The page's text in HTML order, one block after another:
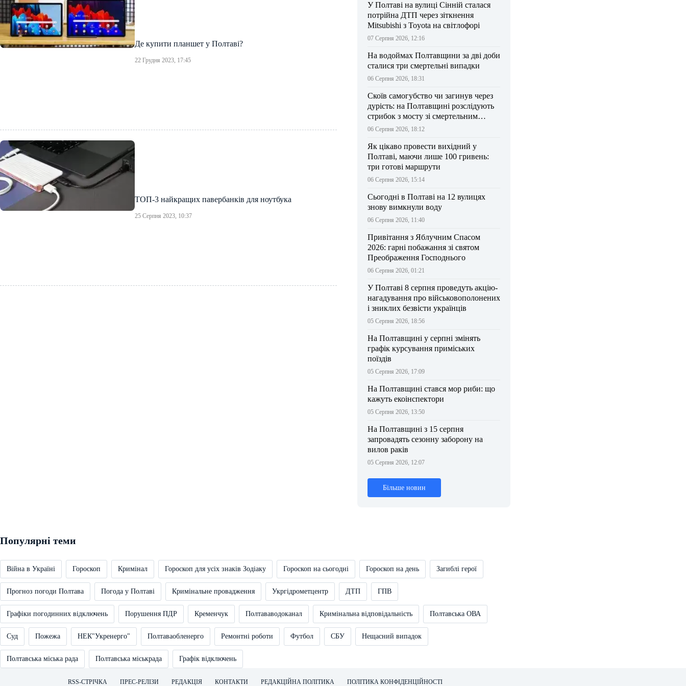
Де купити планшет у Полтаві?
22 Грудня 2023, 17:45
ТОП-3 найкращих павербанків для ноутбука
25 Серпня 2023, 10:37
У Полтаві на вулиці Сінній сталася
потрійна ДТП через зіткнення
Mitsubishi з Toyota на світлофорі
07 Серпня 2026, 12:16
На водоймах Полтавщини за дві доби
сталися три смертельні випадки
06 Серпня 2026, 18:31
Скоїв самогубство чи загинув через
дурість: на Полтавщині розслідують
стрибок з мосту зі смертельним
результатом
06 Серпня 2026, 18:12
Як цікаво провести вихідний у
Полтаві, маючи лише 100 гривень:
три готові маршрути
06 Серпня 2026, 15:14
Сьогодні в Полтаві на 12 вулицях
знову вимкнули воду
06 Серпня 2026, 11:40
Привітання з Яблучним Спасом
2026: гарні побажання зі святом
Преображення Господнього
06 Серпня 2026, 01:21
У Полтаві 8 серпня проведуть акцію-
нагадування про військовополонених
і зниклих безвісти українців
05 Серпня 2026, 18:56
На Полтавщині у серпні змінять
графік курсування приміських
поїздів
05 Серпня 2026, 17:09
На Полтавщині стався мор риби: що
кажуть екоінспектори
05 Серпня 2026, 13:50
На Полтавщині з 15 серпня
запровадять сезонну заборону на
вилов раків
05 Серпня 2026, 12:07
Більше новин
Популярні теми
Війна в Україні Гороскоп Кримінал Гороскоп для усіх знаків Зодіаку Гороскоп на сьогодні Гороскоп на день Загиблі герої
Прогноз погоди Полтава Погода у Полтаві Кримінальне провадження Укргідрометцентр ДТП ГПВ
Графіки погодинних відключень Порушення ПДР Кременчук Полтававодоканал Кримінальна відповідальність Полтавська ОВА
Суд Пожежа НЕК"Укренерго" Полтаваобленерго Ремонтні роботи Футбол СБУ Нещасний випадок
Полтавська міська рада Полтавська міськрада Графік відключень
RSS-СТРІЧКА ПРЕС-РЕЛІЗИ РЕДАКЦІЯ КОНТАКТИ РЕДАКЦІЙНА ПОЛІТИКА ПОЛІТИКА КОНФІДЕНЦІЙНОСТІ